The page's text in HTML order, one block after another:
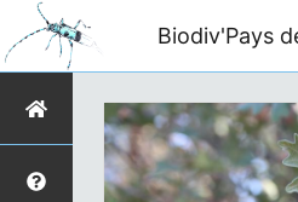
Biodiv'Pays